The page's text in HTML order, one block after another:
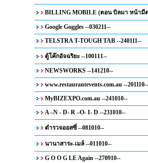
BILLING MOBILE (ตอน บิลมา หน้ามืด
Google Goggles --030211--
TELSTRA T-TOUGH TAB --240111--
ตู้โค๊กอัจฉริยะ --100111--
NEWSWORKS --141210--
www.restaurantevents.com.au --201110--
MyBIZEXPO.com.au --241010--
A –N - D- R –O- I- D --231010--
ตำรวจออสซี่ --081010--
นานาสาระ-เมล์ --011010--
G O O G LE Again --270910--